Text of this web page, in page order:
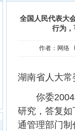
全国人民代表大
行为
作者：网络
湖南省人大
你委2004
研究，答复
通管理部门